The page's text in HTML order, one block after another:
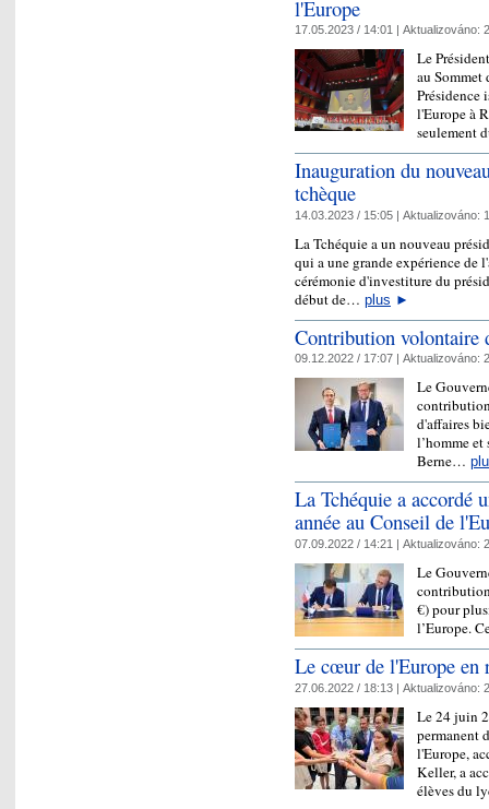
l'Europe
17.05.2023 / 14:01 | Aktualizováno:
Le
au Sommet
Présidence
l'Europe à
seulement
Inauguration du
tchèque
14.03.2023 / 15:05 | Aktualizováno:
La Tchéquie a un nouveau
qui a une grande expérience de
cérémonie d'investiture du
début de… plus ►
Contribution volontaire
09.12.2022 / 17:07 | Aktualizováno:
Le
d'affaires
l’homme
Berne…
La Tchéquie a accordé
année au Conseil de
07.09.2022 / 14:21 | Aktualizováno:
Le
€) pour
l’Europe.
Le cœur de l'Europe en
27.06.2022 / 18:13 | Aktualizováno:
Le 24 juin
permanent
l'Europe,
Keller, a
élèves du